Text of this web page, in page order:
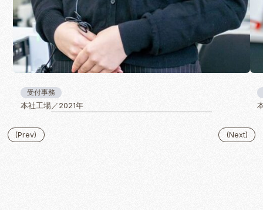
受付事務
本社工場／2021年